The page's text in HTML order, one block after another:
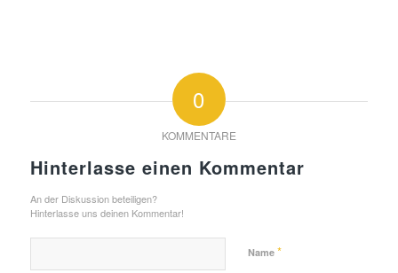
0
KOMMENTARE
Hinterlasse einen Kommentar
An der Diskussion beteiligen?
Hinterlasse uns deinen Kommentar!
Name *